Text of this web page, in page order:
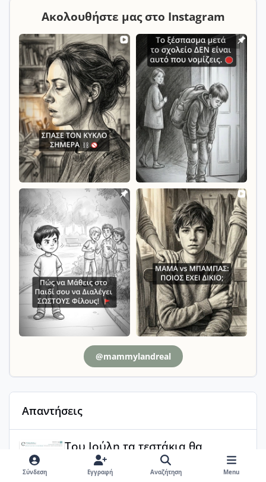
Ακολουθήστε μας στο Instagram
@mammylandreal
Απαντήσεις
Του Ιούλη τα τεστάκια θα
βγάλουνε χοντρά μπουτάκια
Σύνδεση Εγγραφή Αναζήτηση Menu